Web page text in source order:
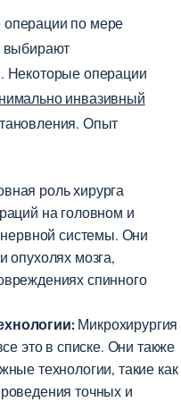
по мере
выбирают
Некоторые операции
инвазивный
Опыт
роль хирурга
на головном и
нервной системы. Они
опухолях мозга,
спинного
Микрохирургия
это в списке. Они также
технологии, такие как
точных и